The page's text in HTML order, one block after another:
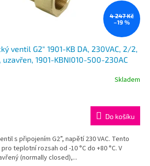
4 247 Kč
–19 %
ventil G2" 1901-KB DA, 230VAC, 2/2,
uzavřen, 1901-KBNI010-500-230AC
Skladem
Do košíku
s připojením G2”, napětí 230 VAC. Tento
teplotní rozsah od -10 °C do +80 °C. V
(normally closed),...